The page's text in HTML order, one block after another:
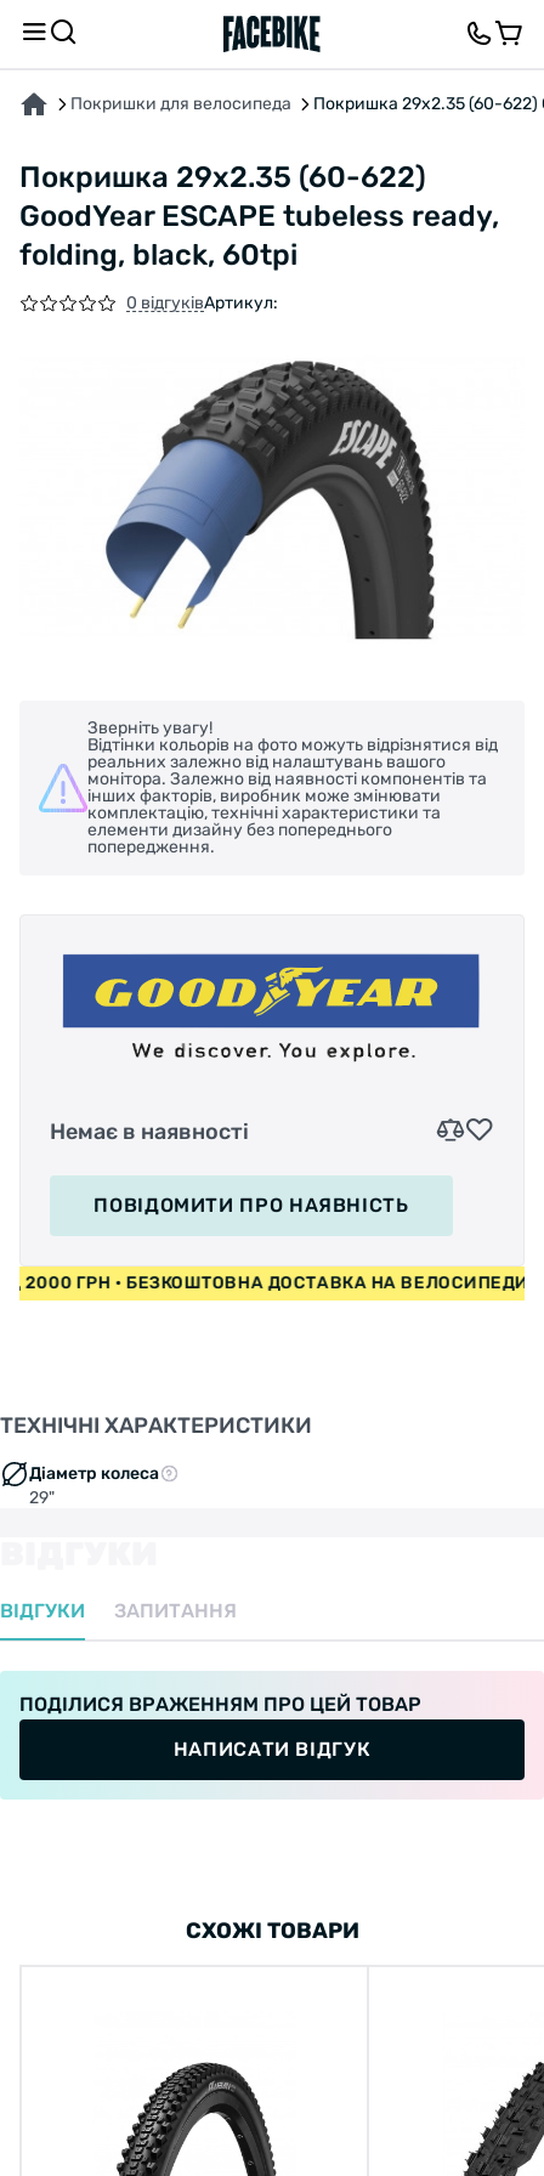
Покришки для велосипеда Покришка 29x2.35 (60-622)
Покришка 29x2.35 (60-622)
GoodYear ESCAPE tubeless ready,
folding, black, 60tpi
0 відгуківАртикул:
Зверніть увагу!
Відтінки кольорів на фото можуть відрізнятися від
реальних залежно від налаштувань вашого
монітора. Залежно від наявності компонентів та
інших факторів, виробник може змінювати
комплектацію, технічні характеристики та
елементи дизайну без попереднього
попередження.
Немає в наявності
ПОВІДОМИТИ ПРО НАЯВНІСТЬ
2000 ГРН • БЕЗКОШТОВНА ДОСТАВКА НА
ТЕХНІЧНІ ХАРАКТЕРИСТИКИ
Діаметр колеса
29"
ВІДГУКИ ЗАПИТАННЯ
ПОДІЛИСЯ ВРАЖЕННЯМ ПРО ЦЕЙ ТОВАР
НАПИСАТИ ВІДГУК
ПРО ТОВАР ХАРАКТЕРИСТИКИВІДГУКИ ТА ЗАПИТАННЯ
СХОЖІ ТОВАРИ